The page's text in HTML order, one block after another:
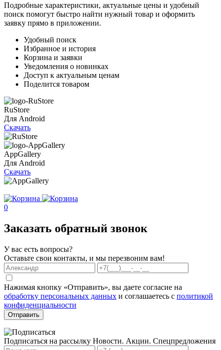
Подробные характеристики, актуальные цены и удобный
поиск помогут быстро найти нужный товар и оформить
заявку прямо в приложении.
Удобный поиск
Избранное и история
Корзина и заявки
Уведомления о новинках
Доступ к актуальным ценам
Поделится товаром
RuStore
Для Android
Скачать
AppGallery
Для Android
Скачать
0
Заказать обратный звонок
У вас есть вопросы?
Оставьте свои контакты, и мы перезвоним вам!
Нажимая кнопку «Отправить», вы даете согласие на
обработку персональных данных и соглашаетесь с политикой
конфиденциальности
Отправить
Подписаться на рассылку Новости. Акции. Спецпредложения